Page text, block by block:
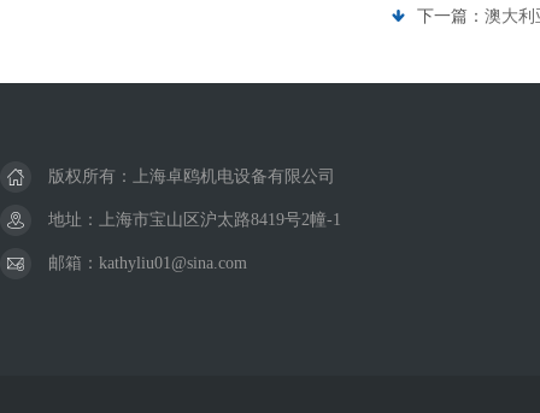
下一篇： 澳大利
版权所有：上海卓鸥机电设备有限公司
地址：上海市宝山区沪太路8419号2幢-1
邮箱：kathyliu01@sina.com